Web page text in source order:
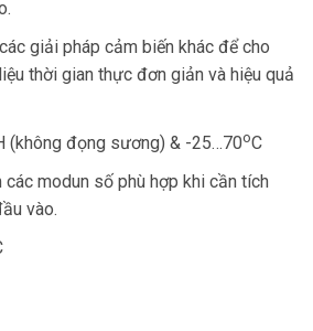
giải pháp cảm biến khác để cho
thời gian thực đơn giản và hiệu quả
(không đọng sương) & -25…70oC
các modun số phù hợp khi cần tích
vào.